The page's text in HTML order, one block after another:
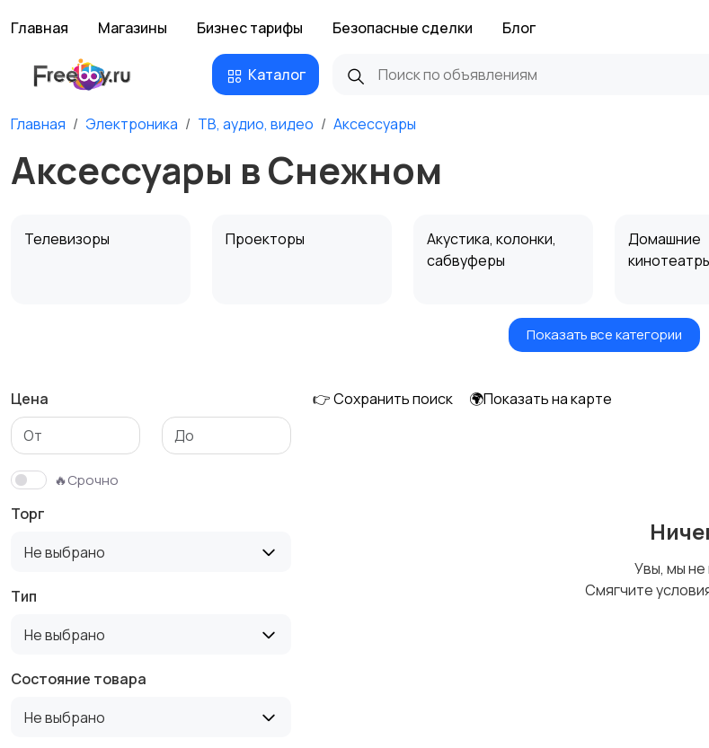
Главная Магазины Бизнес тарифы Безопасные сделки Блог
Каталог
Главная Электроника ТВ, аудио, видео Аксессуары
Аксессуары в Снежном
Телевизоры Проекторы
Акустика, колонки,
сабвуферы
Домашние
Спутниковое и
Аксессуары
Показать все категории
Цена
🔥Срочно
Торг
Не выбрано
Тип
Не выбрано
Состояние товара
Не выбрано
👉 Сохранить поиск 🌍Показать на карте
Увы, мы не
Смягчите